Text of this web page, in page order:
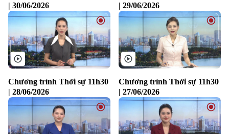
Liên hệ đường dây nóng (bấm để gọi)
Tòa soạn
0865.116.699 (hotline)
Tòa soạn
0865.116.699
| 30/06/2026
| 29/06/2026
Chương trình Thời sự 11h30
| 28/06/2026
Chương trình Thời sự 11h30
| 27/06/2026